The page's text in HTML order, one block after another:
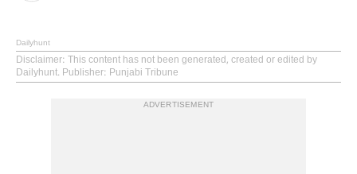
Dailyhunt
Disclaimer: This content has not been generated, created or edited by
Dailyhunt. Publisher: Punjabi Tribune
ADVERTISEMENT